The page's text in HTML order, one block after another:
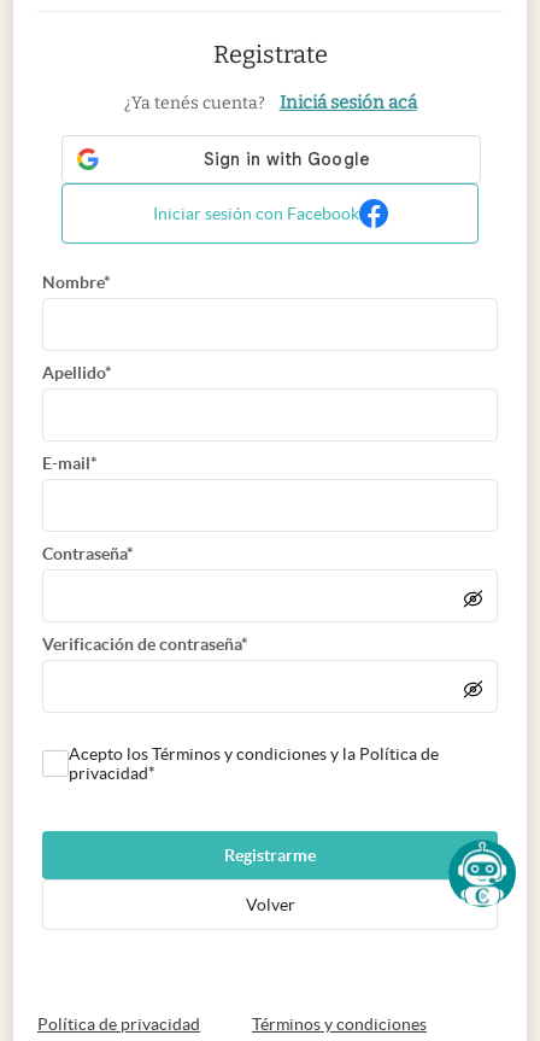
Registrate
¿Ya tenés cuenta? Iniciá sesión acá
Iniciar sesión con Facebook
Nombre*
Apellido*
E-mail*
Contraseña*
Verificación de contraseña*
Acepto los Términos y condiciones y la Política de
privacidad*
Registrarme
Volver
Política de privacidad abre en nueva pestaña
Términos y condicionesabre en nueva